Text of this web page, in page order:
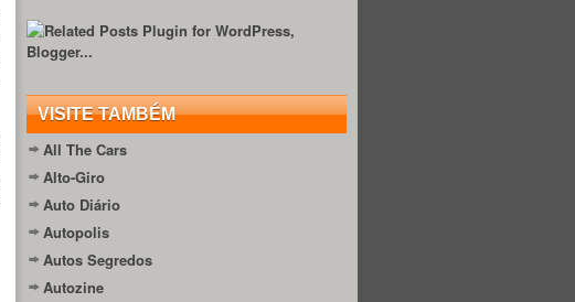
VISITE TAMBÉM
All The Cars
Alto-Giro
Auto Diário
Autopolis
Autos Segredos
Autozine